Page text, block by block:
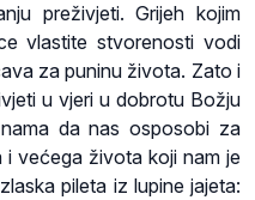
preživjeti. Grijeh kojim
vlastite stvorenosti vodi
za puninu života. Zato i
u vjeri u dobrotu Božju
da nas osposobi za
većega života koji nam je
pileta iz lupine jajeta: